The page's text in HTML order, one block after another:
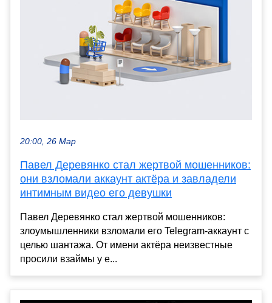
20:00, 26 Мар
Павел Деревянко стал жертвой мошенников:
они взломали аккаунт актёра и завладели
интимным видео его девушки
Павел Деревянко стал жертвой мошенников:
злоумышленники взломали его Telegram-аккаунт с
целью шантажа. От имени актёра неизвестные
просили взаймы у е...